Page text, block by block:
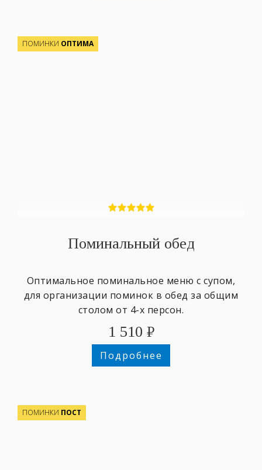
ПОМИНКИ ОПТИМА
Поминальный обед
Оптимальное поминальное меню с супом,
для организации поминок в обед за общим
столом от 4-х персон.
1 510 ₽
Подробнее
ПОМИНКИ ПОСТ